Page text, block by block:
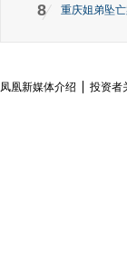
8 重庆姐弟坠
凤凰新媒体介绍 投资者